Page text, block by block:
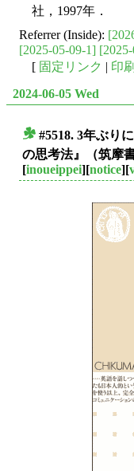
社，1997年．
Referrer (Inside):
[2025-05-09-1]
[ 固定リンク | 印
2024-06-05 Wed
#5518. 3年ぶり
の思考法』（筑摩
[inoueippei][notice][